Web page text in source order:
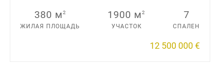
380 м2
ЖИЛАЯ ПЛОЩАДЬ
1900 м2
УЧАСТОК
7
СПАЛЕН
12 500 000 €